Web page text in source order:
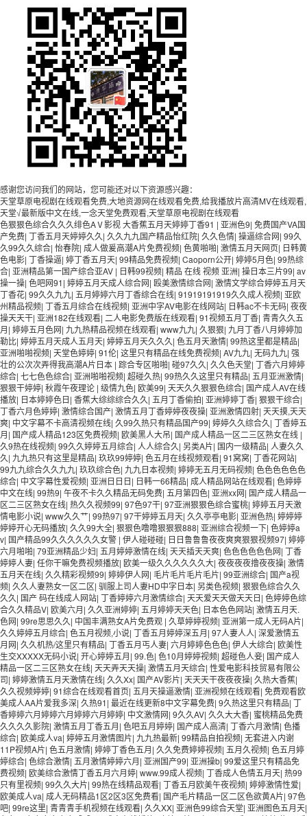
感谢您访问我们的网站，您可能还对以下资源感兴趣：
天堂草原电视剧在线观看免费,大地资源网在线观看免费,给我播放片高清MV在线观看,
天堂√最新版中文在线,一念天堂免费观看,天堂草原电视剧在线观看
色狠狠色综合久久久绯色AⅤ影视 大香蕉五月天婷婷丁香91 | 亚洲色9| 免费国产VA国
产免费| 丁香五月天婷婷久久| 久久九九国产精品怡红院| 久久色情| 操逼综合网| 99久
久99久久综合| 怡春院| 成人做爰高潮A片免费视频| 色黄啪啪| 激情五月天网页| 日韩黄
色电影| 丁香操逼| 婷丁香五月天| 99精品免费视频| Caoporn公开| 婷婷5月色| 99热综
合| 亚洲精品第一国产综合亚AV | 日韩99视频| 精品 在线 视频 亚洲| 操日本三片99| av
操一操| 色吧网91| 婷婷五月天成人综合网| 殴美激情综合网| 激情文学综合婷婷五月天
丁香花| 99久久九九| 五月婷婷六月丁香综合在线| 91919191919久久成人视频| 亚欧
州精品视频| 丁香五月综合在线视频| 亚洲中字AV电影在线网站| 日韩ac不卡无码| 夜夜
操天天干| 亚洲182在线观看| 二人电影免费版在线观看| 91视频五月丁香| 青青久久五
月| 婷婷五月色网| 九九热精品视频在线观看| www九九| 久狠狠| 九月丁香八月婷婷加
勒比| 婷婷五月天成人五月天| 婷婷五月天久久久| 色五月天激情| 99热这里都是精品|
亚洲啪啪视频| 天堂色婷婷| 91伦| 这里只有精品在线免费视频| AV九九| 无码九九| 强
壮的公次次弄得我高潮A片日本 | 踪合专区啪啪| 碰97久久| 久久色天堂| 丁香六月婷婷
综合| 七七色色综合| 亚洲啪啪视频| 超碰久热| 99热久久这里只有精品| 五月亚洲激情|
狠狠干婷婷| 秋霞午夜理论 | 级情九色| 欧美99| 天天久久狠狠色综合| 国产成人AV在线
播放| 日本婷婷色日| 香蕉大综综综合久久| 五月丁香偷拍| 亚洲婷婷丁香| 狠狠干综合|
丁香六月色婷婷| 激情综合国产| 激情五月丁香婷婷夜夜操| 亚洲激情四射| 天天摸,天天
爽| 中文字幕不卡高清视频在线| 久99久热只有精品国产99| 婷婷久久综合久| 丁香婷五
月| 国产成人精品123区免费视频| 欧美黑人大吊| 国产成人精品一区二三区熟女在线 |
久9热在线视频| 99久久婷婷五月综合| 人人综合久| 另类A片| 国内一级精品| 人妻久久
久| 九九热只有这里是精品| 玖玖99婷婷| 色五月在线视频观看| 91窝窝| 丁香花网站|
99九九综合久久九九| 玖玖综合色| 九九日本视频| 婷婷无五月无码视频| 色色色色色色
综合| 中文字幕性爱视频| 亚洲日日日| 日韩一66精品| 成人精品网站在线观看| 色婷婷
中文在线| 99热9| 午夜不卡久久精品无码免费| 五月第四色| 亚洲xx网| 国产成人精品一
区二三区熟女在线| 热久久视频99| 97色97干| 97亚洲狠狠色综合蜜桃| 婷婷五月天激
情电影小说| www久久艹| 99热97| 97干婷婷五月天| 久久亭亭电影| 亚洲色热| 婷婷婷
婷婷开心无码播放| 久久99大全| 狠狠色噜噜狠狠狠888| 亚洲综合视频一下| 色婷婷a
v| 国产精品99久久久久久久女警 | 伊人碰碰碰| 日日鲁鲁鲁夜夜爽爽狠狠视频97| 婷婷
六月啪啪| 79亚洲精品少妇| 五月婷婷激情在线| 天天插天天爽| 色色色色色色网| 丁香
婷婷人妻| 任你干嘛免费视频播放| 欧美一级久久久久久久大| 夜夜夜夜撸夜夜操| 激情
五月天在线| 久久精彩视频99| 婷婷伊人网| 毛片毛片毛片毛片| 99亚洲综合| 国产a视
频| 久久人妻熟女一区二区| 驯服上司人妻HD中字日本| 另类色视频| 狠狠色综合久久
久久| 国产 码在线成人网站| 丁香婷婷六月激情综合| 天天爱天天做天天日| 色婷婷色综
合久久精品V| 欧美六月| 久久亚洲婷婷| 五月婷婷天天色| 日本色色网站| 激情五月天.
色网| 99re思思久久| 中国丰满熟女A片免费观 | 久草婷婷视频| 亚洲第一成人无码A片|
久久婷婷五月综合| 色五月视频,小说| 丁香五月婷婷深五月| 97人妻人人| 深爱激情五
月网| 久久机热/这里只有精品| 丁香五月丐人妻| 六月婷婷色色色| 伊人大综合| 欧美性
生交XXXXX无码小说| 开心婷婷五月| 99.色| 色10月婷婷视频| 超碰色人妾| 国产成人
精品一区二三区熟女在线| 天天弄天天操| 激情五月天综合| 性爱电影科技贸易有限公
司| 婷婷激情五月天激情在线| 久久Xx| 国产AV影片| 天天天干夜夜夜操| 久热大香蕉|
久久视频婷婷| 91综合在线观看首页| 五月天操逼激情| 亚洲视频在线观看| 免费观看欧
美成人AA片爱我多深| 久热91| 最近在线更新8中文字幕免费| 9久热这里只有精品| 丁
香婷婷六月婷婷六月婷婷六月婷婷| 中文激情网| 9久久AV| 久久大大香| 蜜桃精品免费
久久久久影院| 激情五月丁香五月| 色吧五月婷婷| 国产成人高清| 丁香六月激情| 色播
综合| 欧美成人va| 婷婷五月激情图片| 九九热最新| 99精品自拍视频| 无套进入内谢
11P视频A片| 色五月激情| 婷婷丁香色五月| 久久免费婷婷视频| 五月久视频| 色五月婷
婷综合| 色综合激情| 五月激情婷婷六月| 亚洲国产99| 亚洲操b| 99爱这里只有精品免
费视频| 欧美综合激情丁香五月六月婷| www.99成人视频| 丁香成人色情五月天| 热99
只有里视频| 99久久大片| 99热在线精品观看| 丁香五月欧美午夜视频| 婷婷激情性爱|
欧美成人va| 成人无码精品1区2区3区免费看| 国产毛片精品一区二区色欲黄A片| 97色
吧| 99re这里| 青青青手机视频在线观看| 久久XX| 亚洲色99综合天堂| 亚洲图色五月天|